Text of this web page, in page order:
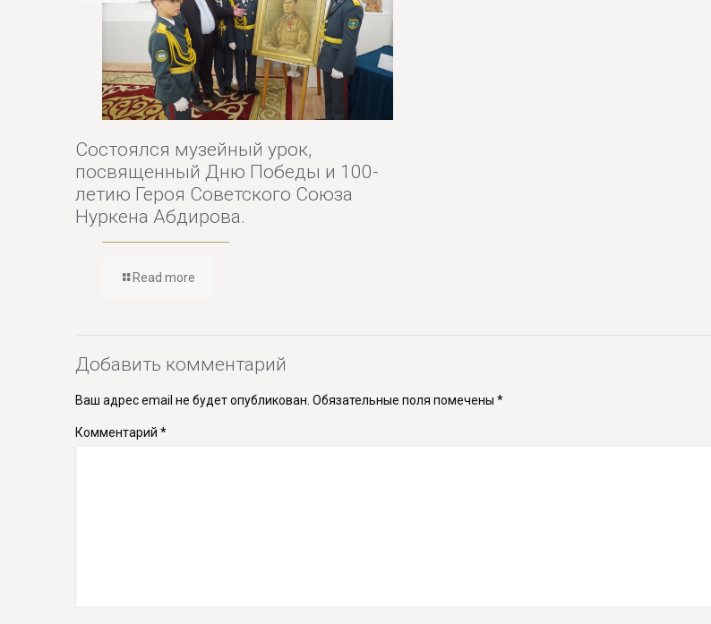
Cостоялся музейный урок,
посвященный Дню Победы и 100-
летию Героя Советского Союза
Нуркена Абдирова.
Read more
Добавить комментарий
Ваш адрес email не будет опубликован. Обязательные поля помечены *
Комментарий *